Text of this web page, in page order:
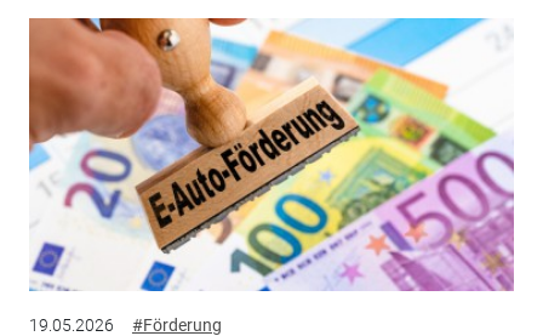
19.05.2026 #Förderung